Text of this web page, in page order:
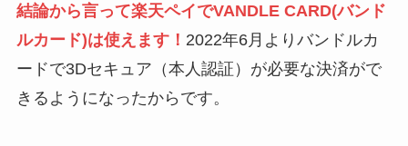
結論から言って楽天ペイでVANDLE CARD(バンド
ルカード)は使えます！ 2022年6月よりバンドルカ
ードで3Dセキュア（本人認証）が必要な決済がで
きるようになったからです。